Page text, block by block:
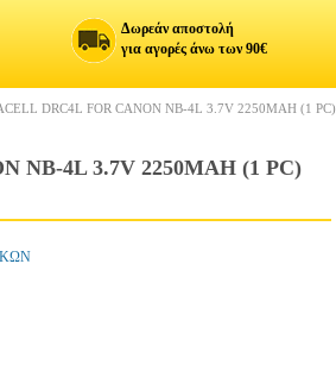
Δωρεάν αποστολή
για αγορές άνω των 90€
DRC4L FOR CANON NB-4L 3.7V 2250MAH (1 PC)
NB-4L 3.7V 2250MAH (1 PC)